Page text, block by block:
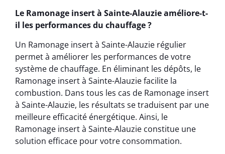
Le Ramonage insert à Sainte-Alauzie améliore-t-
il les performances du chauffage ?
Un Ramonage insert à Sainte-Alauzie régulier
permet à améliorer les performances de votre
système de chauffage. En éliminant les dépôts, le
Ramonage insert à Sainte-Alauzie facilite la
combustion. Dans tous les cas de Ramonage insert
à Sainte-Alauzie, les résultats se traduisent par une
meilleure efficacité énergétique. Ainsi, le
Ramonage insert à Sainte-Alauzie constitue une
solution efficace pour votre consommation.